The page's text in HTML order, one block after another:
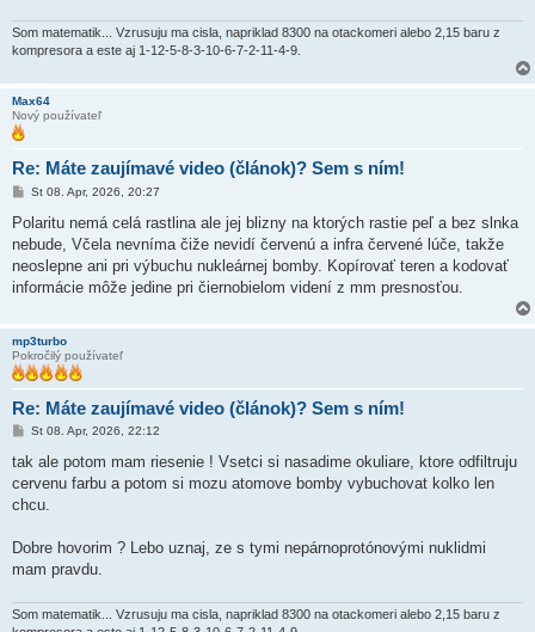
Som matematik... Vzrusuju ma cisla, napriklad 8300 na otackomeri alebo 2,15 baru z
kompresora a este aj 1-12-5-8-3-10-6-7-2-11-4-9.
Max64
Nový používateľ
Re: Máte zaujímavé video (článok)? Sem s ním!
P
í
p
e
o
St 08. Apr, 2026, 20:27
Polaritu nemá celá rastlina ale jej blizny na ktorých rastie peľ a bez slnka
nebude, Včela nevníma čiže nevidí červenú a infra červené lúče, takže
neoslepne ani pri výbuchu nukleárnej bomby. Kopírovať teren a kodovať
informácie môže jedine pri čiernobielom videní z mm presnosťou.
mp3turbo
Pokročilý používateľ
Re: Máte zaujímavé video (článok)? Sem s ním!
P
í
p
e
k
St 08. Apr, 2026, 22:12
tak ale potom mam riesenie ! Vsetci si nasadime okuliare, ktore odfiltruju
cervenu farbu a potom si mozu atomove bomby vybuchovat kolko len
chcu.
Dobre hovorim ? Lebo uznaj, ze s tymi nepárnoprotónovými nuklidmi
mam pravdu.
Som matematik... Vzrusuju ma cisla, napriklad 8300 na otackomeri alebo 2,15 baru z